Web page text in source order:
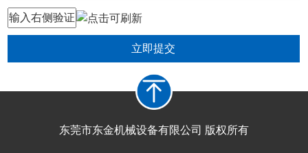
立即提交
东莞市东金机械设备有限公司 版权所有